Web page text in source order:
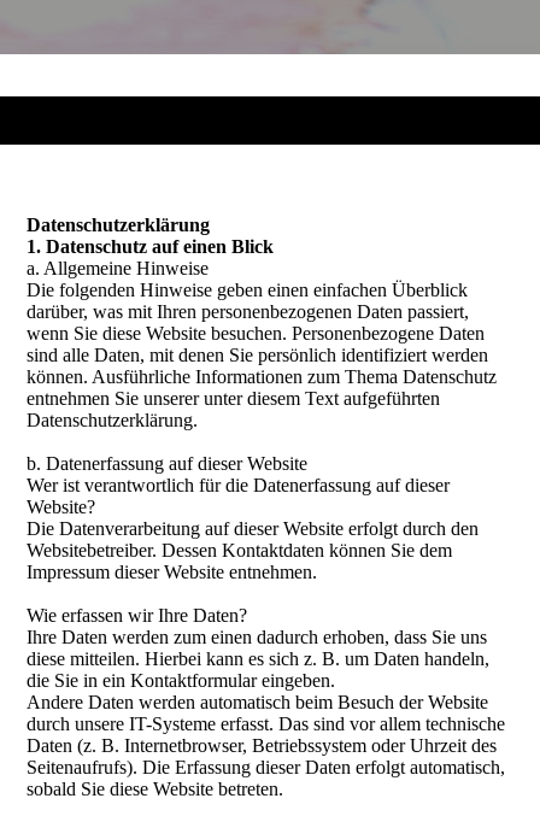
Datenschutzerklärung
1. Datenschutz auf einen Blick
a. Allgemeine Hinweise
Die folgenden Hinweise geben einen einfachen Überblick
darüber, was mit Ihren personenbezogenen Daten passiert,
wenn Sie diese Website besuchen. Personenbezogene Daten
sind alle Daten, mit denen Sie persönlich identifiziert werden
können. Ausführliche Informationen zum Thema Datenschutz
entnehmen Sie unserer unter diesem Text aufgeführten
Datenschutzerklärung.
b. Datenerfassung auf dieser Website
Wer ist verantwortlich für die Datenerfassung auf dieser
Website?
Die Datenverarbeitung auf dieser Website erfolgt durch den
Websitebetreiber. Dessen Kontaktdaten können Sie dem
Impressum dieser Website entnehmen.
Wie erfassen wir Ihre Daten?
Ihre Daten werden zum einen dadurch erhoben, dass Sie uns
diese mitteilen. Hierbei kann es sich z. B. um Daten handeln,
die Sie in ein Kontaktformular eingeben.
Andere Daten werden automatisch beim Besuch der Website
durch unsere IT-Systeme erfasst. Das sind vor allem technische
Daten (z. B. Internetbrowser, Betriebssystem oder Uhrzeit des
Seitenaufrufs). Die Erfassung dieser Daten erfolgt automatisch,
sobald Sie diese Website betreten.